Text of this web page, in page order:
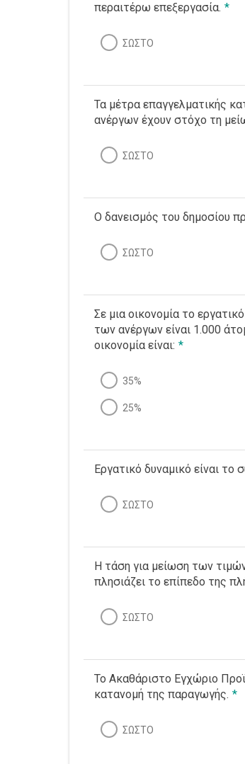
περαιτέρω επεξεργασία. *
ΣΩΣΤΟ
Τα μέτρα επαγγελματικής
ανέργων έχουν στόχο τη
ΣΩΣΤΟ
Ο δανεισμός του δημοσίου
ΣΩΣΤΟ
Σε μια οικονομία το
των ανέργων είναι 1.000
οικονομία είναι: *
35%
25%
Εργατικό δυναμικό είναι
ΣΩΣΤΟ
Η τάση για μείωση των
πλησιάζει το επίπεδο της
ΣΩΣΤΟ
Το Ακαθάριστο Εγχώριο
κατανομή της παραγωγής. *
ΣΩΣΤΟ